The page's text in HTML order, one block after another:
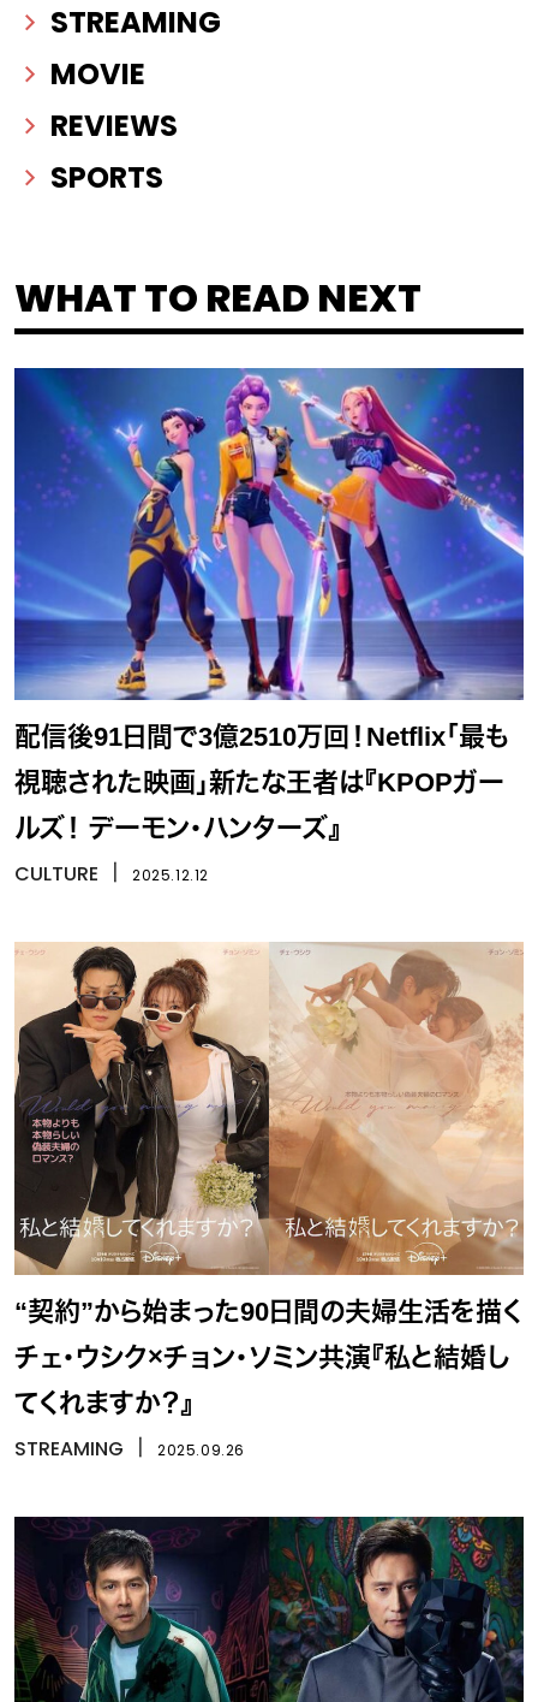
STREAMING
MOVIE
REVIEWS
SPORTS
WHAT TO READ NEXT
配信後91日間で3億2510万回！Netflix「最も
視聴された映画」新たな王者は『KPOPガー
ルズ！ デーモン・ハンターズ』
CULTURE 2025.12.12
“契約”から始まった90日間の夫婦生活を描く
チェ・ウシク×チョン・ソミン共演『私と結婚し
てくれますか？』
STREAMING 2025.09.26